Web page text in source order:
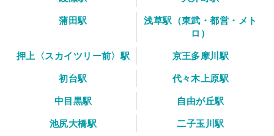
蒲田駅
浅草駅（東武・都営・メト
ロ）
押上〈スカイツリー前〉駅
京王多摩川駅
初台駅
代々木上原駅
中目黒駅
自由が丘駅
池尻大橋駅
二子玉川駅